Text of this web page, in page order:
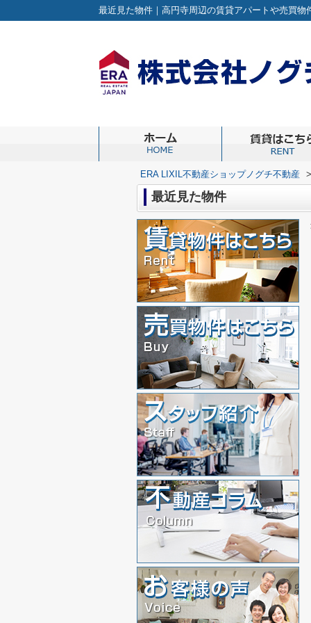
最近見た物件｜高円寺周辺の賃貸アパートや売買
ERA LIXIL不動産ショップノグチ不動産 >
最近見た物件